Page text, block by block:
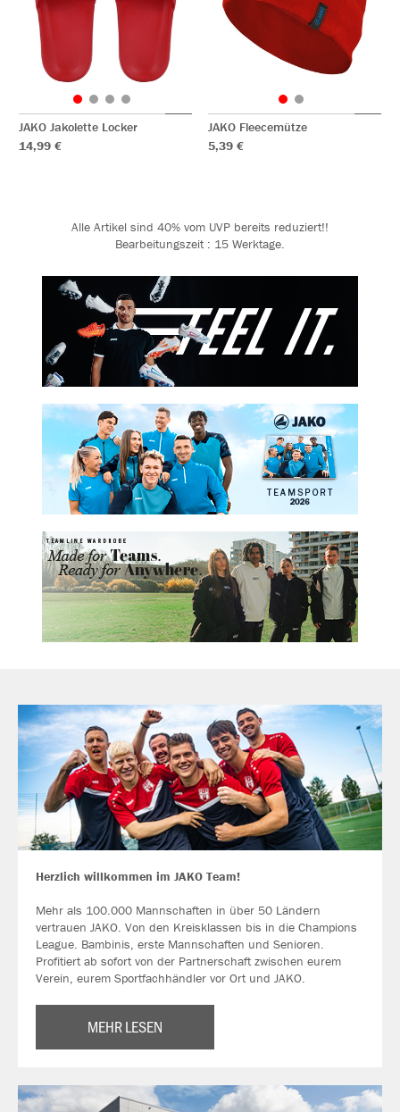
JAKO Jakolette Locker
14,99 €
JAKO Fleecemütze
5,39 €
Alle Artikel sind 40% vom UVP bereits reduziert!!
Bearbeitungszeit : 15 Werktage.
Herzlich willkommen im JAKO Team!
Mehr als 100.000 Mannschaften in über 50 Ländern
vertrauen JAKO. Von den Kreisklassen bis in die Champions
League. Bambinis, erste Mannschaften und Senioren.
Profitiert ab sofort von der Partnerschaft zwischen eurem
Verein, eurem Sportfachhändler vor Ort und JAKO.
MEHR LESEN